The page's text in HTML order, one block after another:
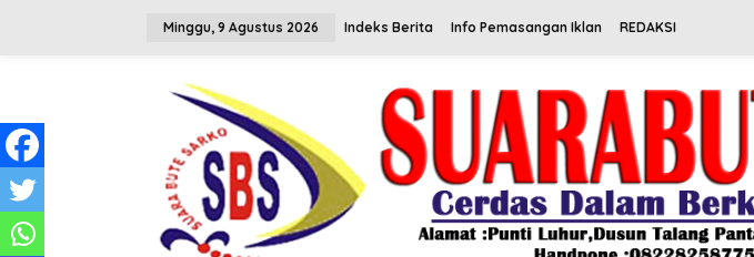
k
e
k
n
Minggu, 9 Agustus 2026 Indeks Berita Info Pemasangan Iklan REDAKSI